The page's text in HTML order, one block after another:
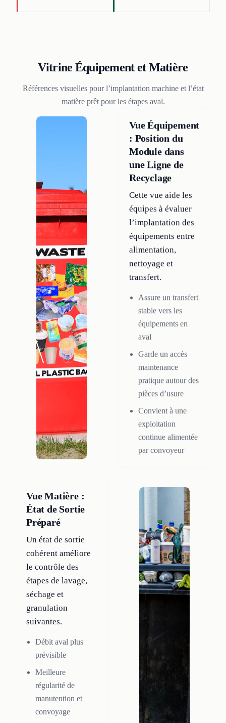
Vitrine Équipement et Matière
Références visuelles pour l’implantation machine et l’état
matière prêt pour les étapes aval.
Vue Équipement
: Position du
Module dans
une Ligne de
Recyclage
Cette vue aide les
équipes à évaluer
l’implantation des
équipements entre
alimentation,
nettoyage et
transfert.
Assure un transfert
stable vers les
équipements en
aval
Garde un accès
maintenance
pratique autour des
pièces d’usure
Convient à une
exploitation
continue alimentée
par convoyeur
Vue Matière :
État de Sortie
Préparé
Un état de sortie
cohérent améliore
le contrôle des
étapes de lavage,
séchage et
granulation
suivantes.
Débit aval plus
prévisible
Meilleure
régularité de
manutention et
convoyage